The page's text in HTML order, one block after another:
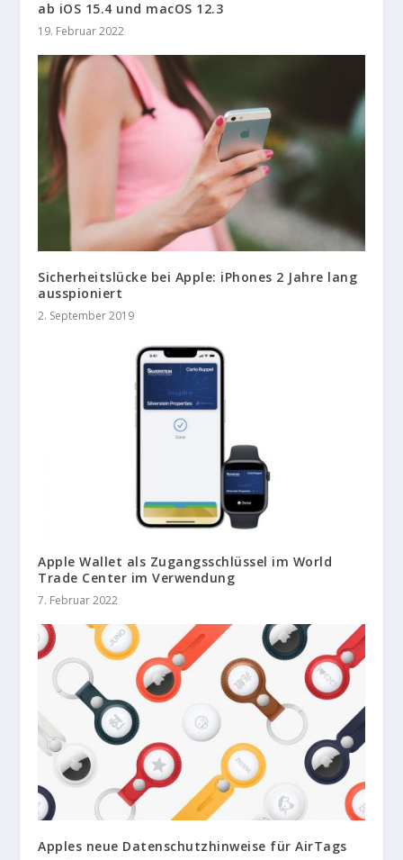
ab iOS 15.4 und macOS 12.3
19. Februar 2022
Sicherheitslücke bei Apple: iPhones 2 Jahre lang
ausspioniert
2. September 2019
Apple Wallet als Zugangsschlüssel im World
Trade Center im Verwendung
7. Februar 2022
Apples neue Datenschutzhinweise für AirTags